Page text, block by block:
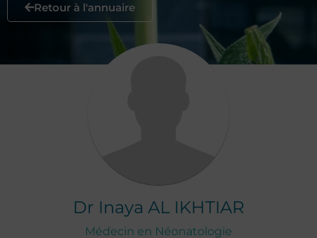
Retour à l'annuaire
Dr Inaya AL IKHTIAR
Médecin en Néonatologie